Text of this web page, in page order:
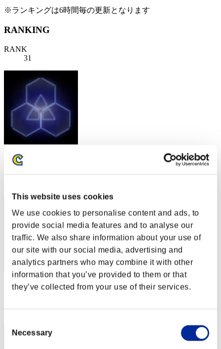
This website uses cookies
We use cookies to personalise content and ads, to
provide social media features and to analyse our
traffic. We also share information about your use of
our site with our social media, advertising and
analytics partners who may combine it with other
information that you’ve provided to them or that
they’ve collected from your use of their services.
Selection
Necessary
※ランキングは6時間毎の更新となります
RANKING
RANK
31
スコア: -
RANK
スコア: -